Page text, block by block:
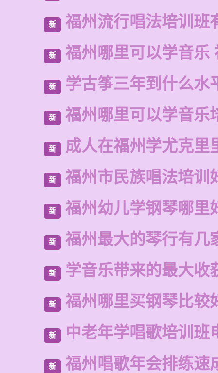
新 福州流行唱法培训班
新 福州哪里可以学音乐
新 学古筝三年到什么水
新 福州哪里可以学音乐
新 成人在福州学尤克里
新 福州市民族唱法培训
新 福州幼儿学钢琴哪里
新 福州最大的琴行有几
新 学音乐带来的最大收
新 福州哪里买钢琴比较
新 中老年学唱歌培训班
新 福州唱歌年会排练速